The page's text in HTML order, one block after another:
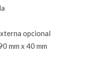
opcional
mm x 40 mm